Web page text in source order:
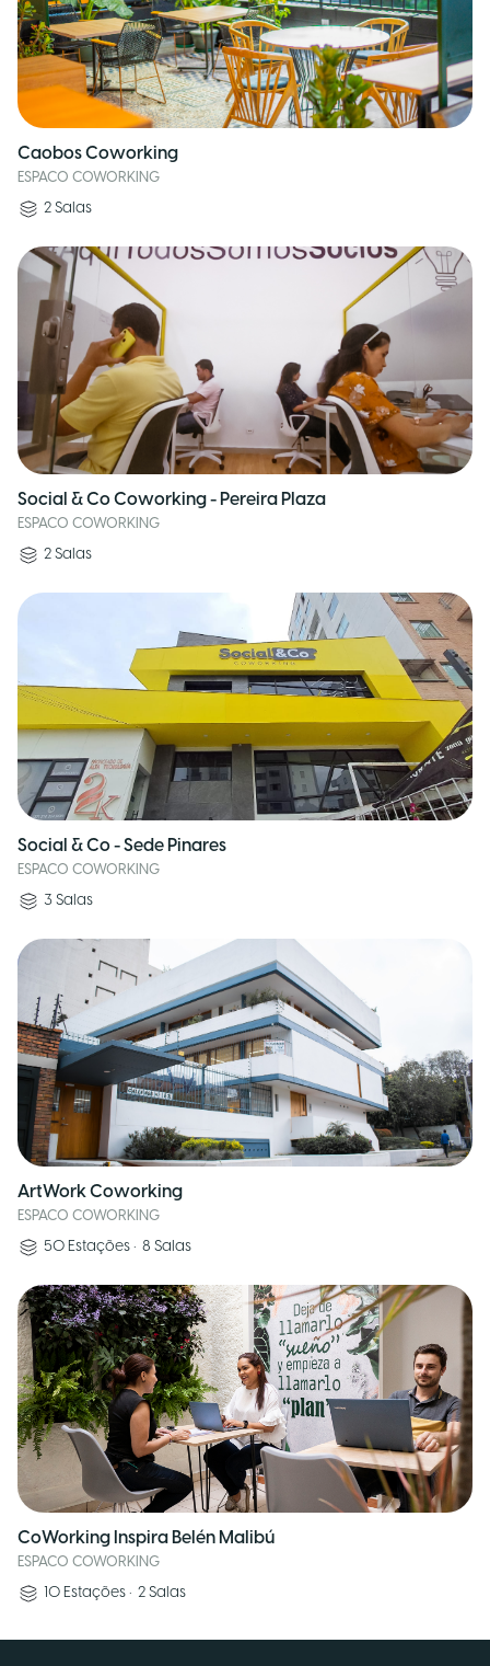
Caobos Coworking
ESPACO COWORKING
2 Salas
Social & Co Coworking - Pereira Plaza
ESPACO COWORKING
2 Salas
Social & Co - Sede Pinares
ESPACO COWORKING
3 Salas
ArtWork Coworking
ESPACO COWORKING
50 Estações • 8 Salas
CoWorking Inspira Belén Malibú
ESPACO COWORKING
10 Estações • 2 Salas